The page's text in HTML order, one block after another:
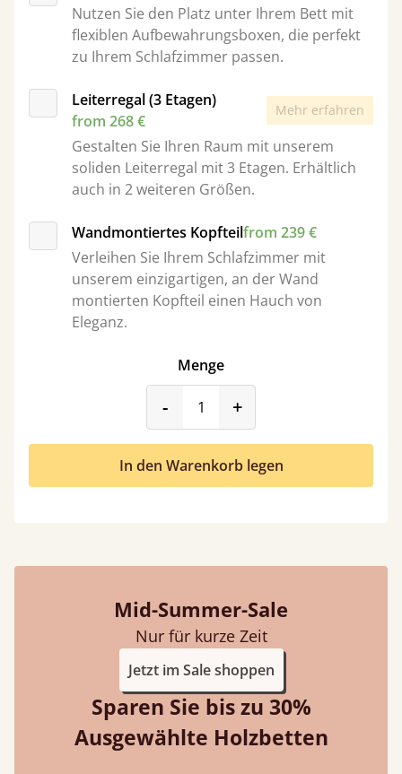
Nutzen Sie den Platz unter Ihrem Bett mit
flexiblen Aufbewahrungsboxen, die perfekt
zu Ihrem Schlafzimmer passen.
Leiterregal (3 Etagen)
from 268 €
Mehr erfahren
Gestalten Sie Ihren Raum mit unserem
soliden Leiterregal mit 3 Etagen. Erhältlich
auch in 2 weiteren Größen.
Wandmontiertes Kopfteilfrom 239 €
Verleihen Sie Ihrem Schlafzimmer mit
unserem einzigartigen, an der Wand
montierten Kopfteil einen Hauch von
Eleganz.
Menge
-product_form.decrease
+
In den Warenkorb legen
Mid-Summer-Sale
Nur für kurze Zeit
Jetzt im Sale shoppen
Sparen Sie bis zu 30%
Ausgewählte Holzbetten